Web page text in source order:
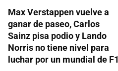
Max Verstappen vuelve a
ganar de paseo, Carlos
Sainz pisa podio y Lando
Norris no tiene nivel para
luchar por un mundial de F1